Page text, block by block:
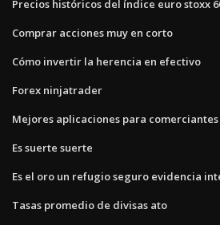
Precios históricos del índice euro stoxx
Comprar acciones muy en corto
Cómo invertir la herencia en efectivo
Forex ninjatrader
Mejores aplicaciones para
Es suerte suerte
Es el oro un refugio seguro evidencia
Tasas promedio de divisas ato